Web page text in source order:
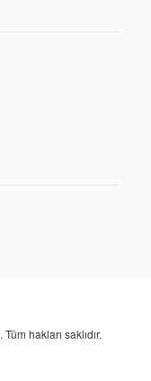
. Tüm hakları saklıdır.